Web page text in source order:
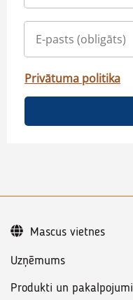
Privātuma politika
Uzņēmums
Produkti un pakalpojumi
Mascus vietnes